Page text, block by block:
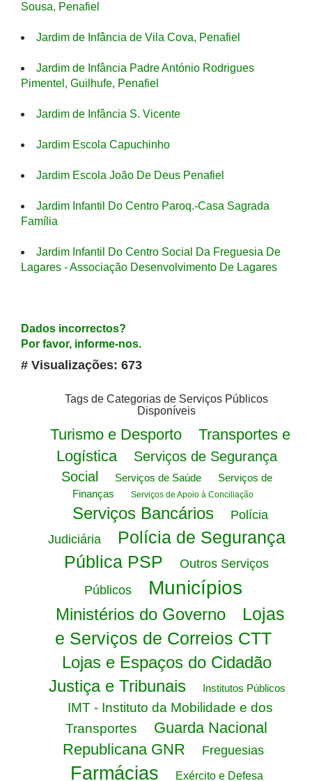
Sousa, Penafiel
Jardim de Infância de Vila Cova, Penafiel
Jardim de Infância Padre António Rodrigues
Pimentel, Guilhufe, Penafiel
Jardim de Infância S. Vicente
Jardim Escola Capuchinho
Jardim Escola João De Deus Penafiel
Jardim Infantil Do Centro Paroq.-Casa Sagrada
Família
Jardim Infantil Do Centro Social Da Freguesia De
Lagares - Associação Desenvolvimento De Lagares
Dados incorrectos?
Por favor, informe-nos.
# Visualizações: 673
Tags de Categorias de Serviços Públicos
Disponíveis
Turismo e Desporto
Transportes e
Logística
Serviços de Segurança
Social
Serviços de Saúde
Serviços de
Finanças
Serviços de Apoio à Conciliação
Serviços Bancários
Polícia
Judiciária
Polícia de Segurança
Pública PSP
Outros Serviços
Públicos
Municípios
Ministérios do Governo
Lojas
e Serviços de Correios CTT
Lojas e Espaços do Cidadão
Justiça e Tribunais
Institutos Públicos
IMT - Instituto da Mobilidade e dos
Transportes
Guarda Nacional
Republicana GNR
Freguesias
Farmácias Exército e Defesa